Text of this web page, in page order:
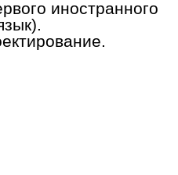
иностранного